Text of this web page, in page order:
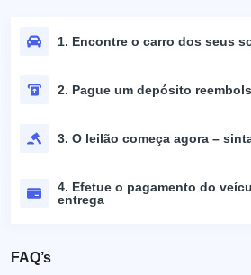
1. Encontre o carro dos seus
2. Pague um depósito
3. O leilão começa agora –
4. Efetue o pagamento do
entrega
FAQ’s